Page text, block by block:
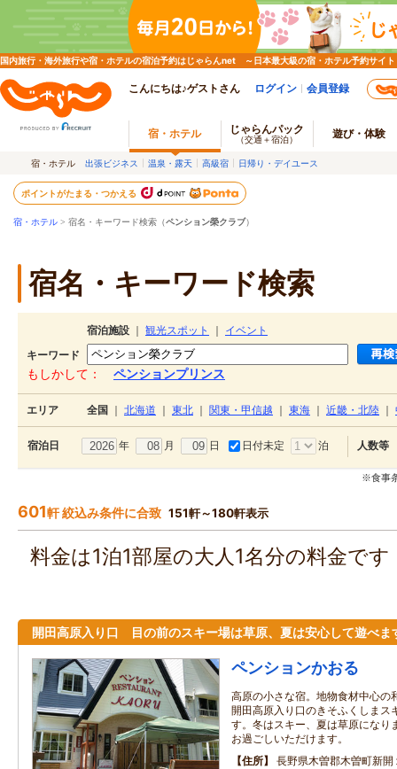
国内旅行・海外旅行や宿・ホテルの宿泊予約はじゃらんnet ～日本最大級の宿・ホテル予約サイト
こんにちは♪ゲストさん ログイン 会員登録
宿・ホテル じゃらんパック
（交通＋宿泊） 遊び・体験
宿・ホテル 出張ビジネス 温泉・露天 高級宿 日帰り・デイユース
ポイントがたまる・つかえる
宿・ホテル > 宿名・キーワード検索（ペンション榮クラブ）
宿名・キーワード検索
宿泊施設 観光スポット
イベント
キーワード
もしかして： ペンションプリンス
エリア 全国 北海道 東北 関東・甲信越 東海 近畿・北陸
宿泊日 年 月 日 日付未定 泊 人数等
※食事
601軒 絞込み条件に合致 151軒～180軒表示
料金は1泊1部屋の大人1名分の料金で
開田高原入り口 目の前のスキー場は草原、夏は安心して遊べま
ペンションかおる
高原の小さな宿。地物食材中心の
開田高原入り口のきそふくしまス
す。冬はスキー、夏は草原になり
お過ごしいただけます。
住所
長野県木曽郡木曽町新